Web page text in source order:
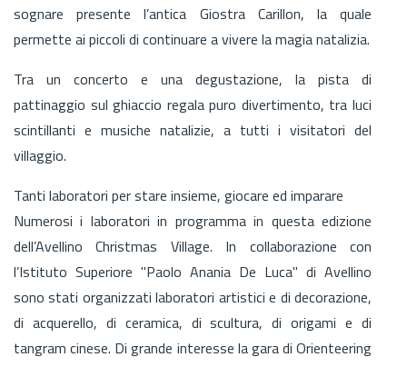
sognare presente l’antica Giostra Carillon, la quale
permette ai piccoli di continuare a vivere la magia natalizia.
Tra un concerto e una degustazione, la pista di
pattinaggio sul ghiaccio regala puro divertimento, tra luci
scintillanti e musiche natalizie, a tutti i visitatori del
villaggio.
Tanti laboratori per stare insieme, giocare ed imparare
Numerosi i laboratori in programma in questa edizione
dell’Avellino Christmas Village. In collaborazione con
l’Istituto Superiore "Paolo Anania De Luca" di Avellino
sono stati organizzati laboratori artistici e di decorazione,
di acquerello, di ceramica, di scultura, di origami e di
tangram cinese. Di grande interesse la gara di Orienteering